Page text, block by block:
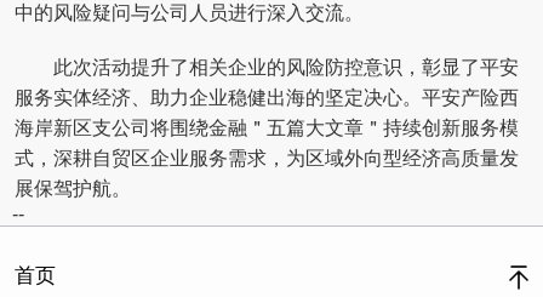
中的风险疑问与公司人员进行深入交流。
此次活动提升了相关企业的风险防控意识，彰显了平安
服务实体经济、助力企业稳健出海的坚定决心。平安产险西
海岸新区支公司将围绕金融＂五篇大文章＂持续创新服务模
式，深耕自贸区企业服务需求，为区域外向型经济高质量发
展保驾护航。
--
首页